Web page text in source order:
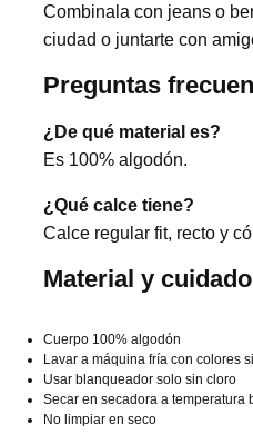
Combinala con jeans o
ciudad o juntarte con
Preguntas
¿De qué material es?
Es 100% algodón.
¿Qué calce tiene?
Calce regular fit, recto y
Material y cuidado
Cuerpo 100% algodón
Lavar a máquina fría con colores
Usar blanqueador solo sin cloro
Secar en secadora a temperatura
No limpiar en seco